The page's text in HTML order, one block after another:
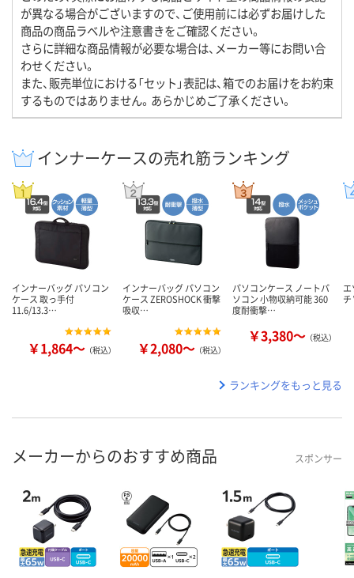
が異なる場合がございますので、ご使用前には必ずお届けした
商品の商品ラベルや注意書きをご確認ください。
さらに詳細な商品情報が必要な場合は、メーカー等にお問い合
わせください。
また、販売単位における「セット」表記は、箱でのお届けをお約束
するものではありません。あらかじめご了承ください。
インナーケースの売れ筋ランキング
インナーバッグ パソコン
ケース 取っ手付
11.6/13.3…
￥1,864～ （税込）
インナーバッグ パソコン
ケース ZEROSHOCK 衝撃
吸収…
￥2,080～ （税込）
パソコンケース ノートパ
ソコン 小物収納可能 360
度耐衝撃…
￥3,380～ （税込）
チ
ランキングをもっと見る
メーカーからのおすすめ商品 スポンサー